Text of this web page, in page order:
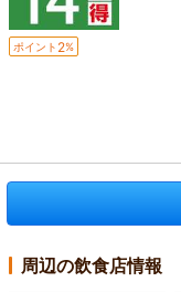
ポイント 2%
周辺の飲食店情報